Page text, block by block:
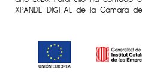
XPANDE DIGITAL de la Cámara